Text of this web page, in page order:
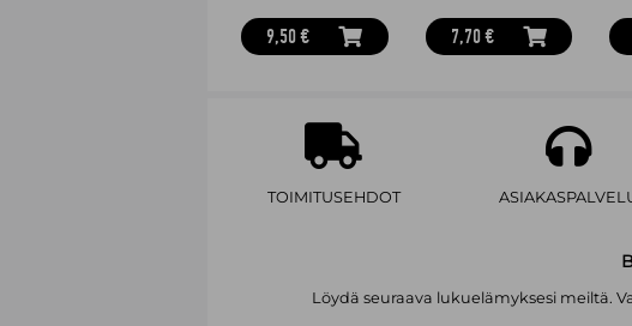
9,50 € 7,70 €
TOIMITUSEHDOT
Löydä seuraava lukuelämyksesi meiltä.